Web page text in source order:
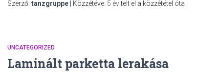
Szerző: tanzgruppe | Közzétéve: 5 évtelt el a közzététel óta
UNCATEGORIZED
Laminált parketta lerakása